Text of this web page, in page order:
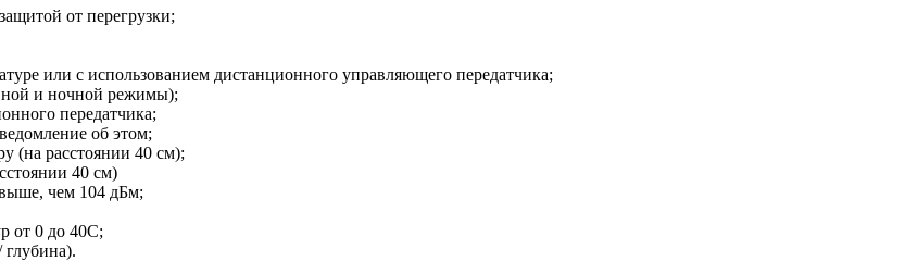
от перегрузки;
или с использованием дистанционного управляющего передатчика;
и ночной режимы);
передатчика;
об этом;
(на расстоянии 40 см);
40 см)
чем 104 дБм;
от 0 до 40C;